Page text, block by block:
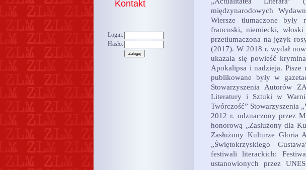
Kontakt
Login:
Hasło:
międzynarodowych
Wiersze tłumaczone
francuski, niemiecki,
przetłumaczona na język
(2017). W 2018 r. wydał
ukazała się powieść
Apokalipsa i nadzieja. Pisze
publikowane były w
Stowarzyszenia Autorów
Literatury i Sztuki w
Twórczość” Stowarzyszenia
2012 r. odznaczony przez
honorową „Zasłużony dla
Zasłużony Kulturze Gloria
„Świętokrzyskiego
festiwali literackich:
ustanowionych przez